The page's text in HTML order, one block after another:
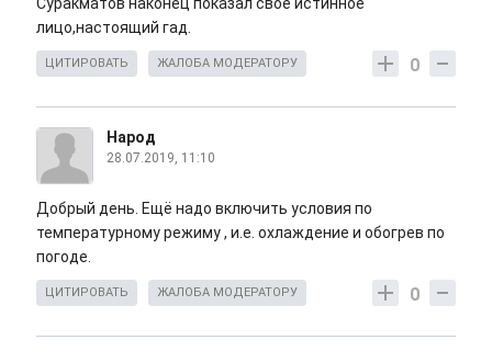
Суракматов наконец показал своё истинное
лицо,настоящий гад.
0
ЦИТИРОВАТЬ ЖАЛОБА МОДЕРАТОРУ
Народ
28.07.2019, 11:10
Добрый день. Ещё надо включить условия по
температурному режиму , и.е. охлаждение и обогрев по
погоде.
0
ЦИТИРОВАТЬ ЖАЛОБА МОДЕРАТОРУ